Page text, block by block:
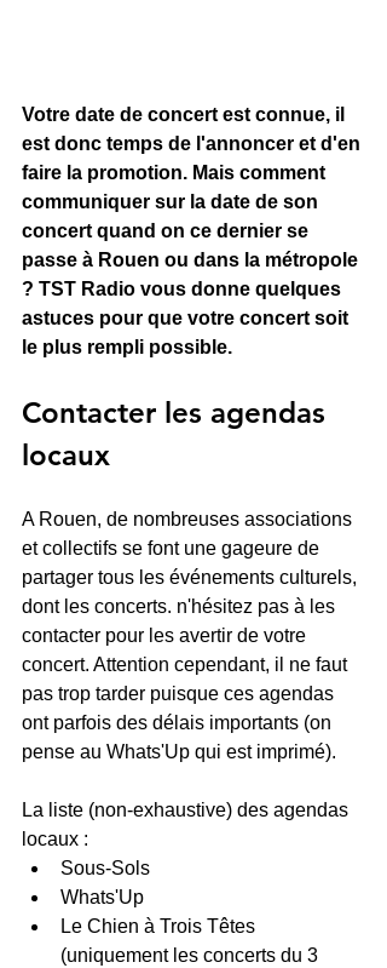
Votre date de concert est connue, il
est donc temps de l'annoncer et d'en
faire la promotion. Mais comment
communiquer sur la date de son
concert quand on ce dernier se
passe à Rouen ou dans la métropole
? TST Radio vous donne quelques
astuces pour que votre concert soit
le plus rempli possible.
Contacter les agendas
locaux
A Rouen, de nombreuses associations
et collectifs se font une gageure de
partager tous les événements culturels,
dont les concerts. n'hésitez pas à les
contacter pour les avertir de votre
concert. Attention cependant, il ne faut
pas trop tarder puisque ces agendas
ont parfois des délais importants (on
pense au Whats'Up qui est imprimé).
La liste (non-exhaustive) des agendas
locaux :
Sous-Sols
Whats'Up
Le Chien à Trois Têtes
(uniquement les concerts du 3